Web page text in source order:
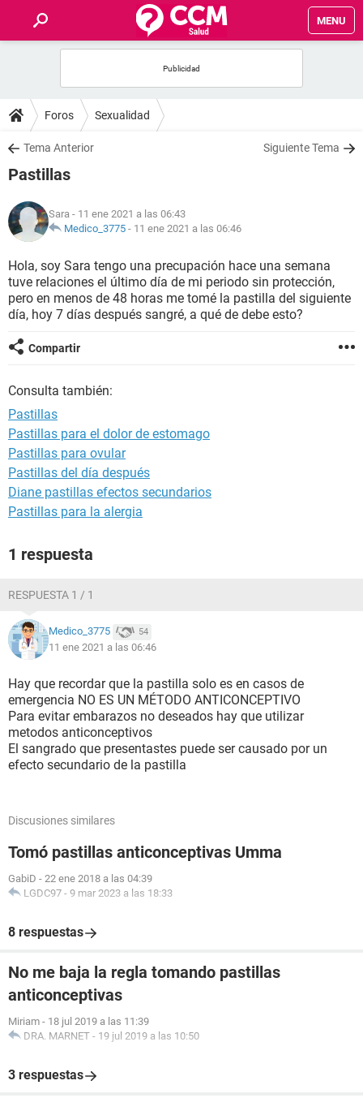
MENU
FOROS
SALUD
NUTRICIÓN
BIENESTAR
SEXUALIDAD
GLOSARIO
Foros Sexualidad
Tema Anterior Siguiente Tema
Pastillas
Sara - 11 ene 2021 a las 06:43
Medico_3775 - 11 ene 2021 a las 06:46
Hola, soy Sara tengo una precupación hace una semana
tuve relaciones el último día de mi periodo sin protección,
pero en menos de 48 horas me tomé la pastilla del siguiente
día, hoy 7 días después sangré, a qué de debe esto?
Compartir
Consulta también:
Pastillas
Pastillas para el dolor de estomago
Pastillas para ovular
Pastillas del día después
Diane pastillas efectos secundarios
Pastillas para la alergia
1 respuesta
RESPUESTA 1 / 1
Medico_3775 54
11 ene 2021 a las 06:46
Hay que recordar que la pastilla solo es en casos de
emergencia NO ES UN MÉTODO ANTICONCEPTIVO
Para evitar embarazos no deseados hay que utilizar
metodos anticonceptivos
El sangrado que presentastes puede ser causado por un
efecto secundario de la pastilla
Discusiones similares
Tomó pastillas anticonceptivas Umma
GabiD - 22 ene 2018 a las 04:39
LGDC97 - 9 mar 2023 a las 18:33
8 respuestas
No me baja la regla tomando pastillas
anticonceptivas
Miriam - 18 jul 2019 a las 11:39
DRA. MARNET - 19 jul 2019 a las 10:50
3 respuestas